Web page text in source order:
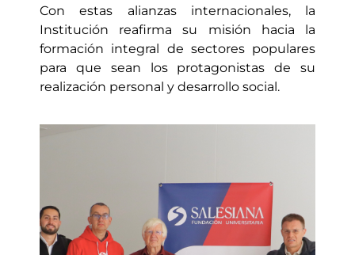
Con estas alianzas internacionales, la
Institución reafirma su misión hacia la
formación integral de sectores populares
para que sean los protagonistas de su
realización personal y desarrollo social.